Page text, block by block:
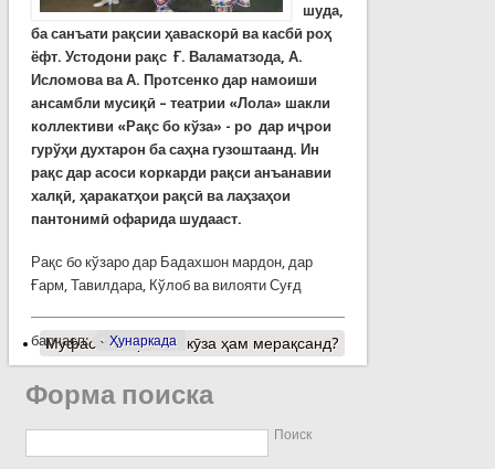
шуда,
ба санъати рақсии ҳаваскорӣ ва касбӣ роҳ
ёфт. Устодони рақс Ғ. Валаматзода, А.
Исломова ва А. Протсенко дар намоиши
ансамбли мусиқӣ – театрии «Лола» шакли
коллективи «Рақс бо кўза» - ро дар иҷрои
гурўҳи духтарон ба саҳна гузоштаанд. Ин
рақс дар асоси коркарди рақси анъанавии
халқӣ, ҳаракатҳои рақсӣ ва лаҳзаҳои
пантонимӣ офарида шудааст.
Рақс бо кўзаро дар Бадахшон мардон, дар
Ғарм, Тавилдара, Кўлоб ва вилояти Суғд
барчасп: Ҳунаркада
Муфассалтаро Бо кӯза ҳам мерақсанд?
Форма поиска
Поиск